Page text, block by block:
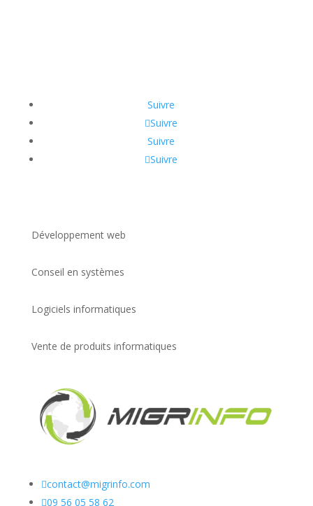
Suivre
Suivre
Suivre
Suivre
Développement web
Conseil en systèmes
Logiciels informatiques
Vente de produits informatiques
contact@migrinfo.com
09 56 05 58 62